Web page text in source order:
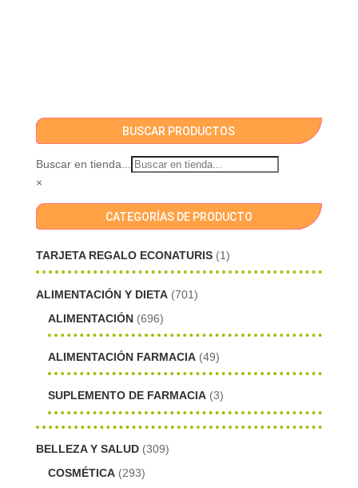
BUSCAR PRODUCTOS
Buscar en tienda...
×
CATEGORÍAS DE PRODUCTO
TARJETA REGALO ECONATURIS (1)
ALIMENTACIÓN Y DIETA (701)
ALIMENTACIÓN (696)
ALIMENTACIÓN FARMACIA (49)
SUPLEMENTO DE FARMACIA (3)
BELLEZA Y SALUD (309)
COSMÉTICA (293)